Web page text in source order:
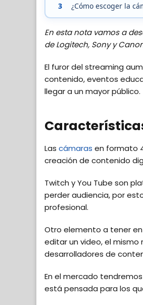
3
¿Cómo escoger la
En esta nota vamos a
de Logitech, Sony y
El furor del streaming
contenido, eventos
llegar a un mayor público.
Las cámaras en formato
creación de contenido
Twitch y You Tube son
perder audiencia, por
profesional.
Otro elemento a tener
editar un video, el
desarrolladores de
En el mercado
está pensada para los